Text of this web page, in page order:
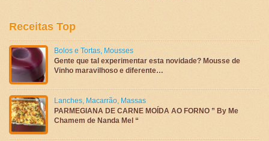
Receitas Top
Bolos e Tortas, Mousses
Gente que tal experimentar esta novidade? Mousse de
Vinho maravilhoso e diferente…
Lanches, Macarrão, Massas
PARMEGIANA DE CARNE MOÍDA AO FORNO ” By Me
Chamem de Nanda Mel “